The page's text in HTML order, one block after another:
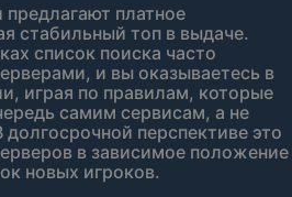
платное
стабильный топ в выдаче.
список поиска часто
и вы оказываетесь в
играя по правилам, которые
самим сервисам, а не
перспективе это
в зависимое положение
новых игроков.